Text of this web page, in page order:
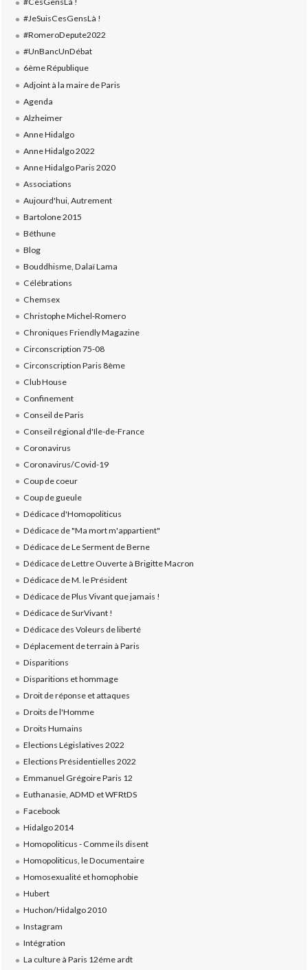
#JeSuisCesGensLà !
#RomeroDepute2022
#UnBancUnDébat
6ème République
Adjoint à la maire de Paris
Agenda
Alzheimer
Anne Hidalgo
Anne Hidalgo 2022
Anne Hidalgo Paris 2020
Associations
Aujourd'hui, Autrement
Bartolone 2015
Béthune
Blog
Bouddhisme, Dalaï Lama
Célébrations
Chemsex
Christophe Michel-Romero
Chroniques Friendly Magazine
Circonscription 75-08
Circonscription Paris 8ème
Club House
Confinement
Conseil de Paris
Conseil régional d'Ile-de-France
Coronavirus
Coronavirus/Covid-19
Coup de coeur
Coup de gueule
Dédicace d'Homopoliticus
Dédicace de "Ma mort m'appartient"
Dédicace de Le Serment de Berne
Dédicace de Lettre Ouverte à Brigitte Macron
Dédicace de M. le Président
Dédicace de Plus Vivant que jamais !
Dédicace de SurVivant !
Dédicace des Voleurs de liberté
Déplacement de terrain à Paris
Disparitions
Disparitions et hommage
Droit de réponse et attaques
Droits de l'Homme
Droits Humains
Elections Législatives 2022
Elections Présidentielles 2022
Emmanuel Grégoire Paris 12
Euthanasie, ADMD et WFRtDS
Facebook
Hidalgo 2014
Homopoliticus - Comme ils disent
Homopoliticus, le Documentaire
Homosexualité et homophobie
Hubert
Huchon/Hidalgo 2010
Instagram
Intégration
La culture à Paris 12éme ardt